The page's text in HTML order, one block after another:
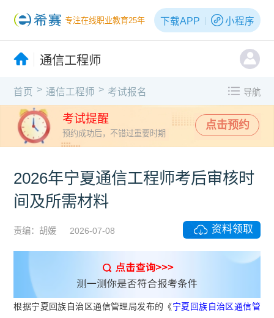
专注在线职业教育25年 下载APP 小程序
通信工程师
首页 > 通信工程师 > 考试报名 导航
考试提醒
预约成功后，不错过重要时期
点击预约
2026年宁夏通信工程师考后审核时
间及所需材料
责编：胡媛 2026-07-08 资料领取
根据宁夏回族自治区通信管理局发布的《宁夏回族自治区通信管